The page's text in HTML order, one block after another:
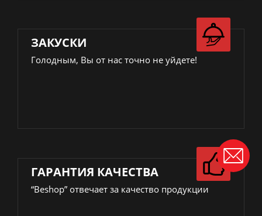
ЗАКУСКИ
Голодным, Вы от нас точно не уйдете!
ГАРАНТИЯ КАЧЕСТВА
“Beshop” отвечает за качество продукции